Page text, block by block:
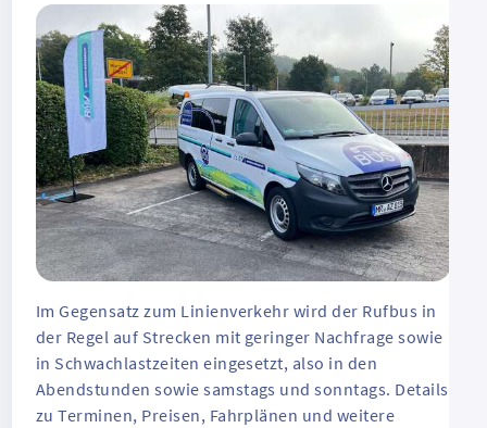
Im Gegensatz zum Linienverkehr wird der Rufbus in
der Regel auf Strecken mit geringer Nachfrage sowie
in Schwachlastzeiten eingesetzt, also in den
Abendstunden sowie samstags und sonntags. Details
zu Terminen, Preisen, Fahrplänen und weitere